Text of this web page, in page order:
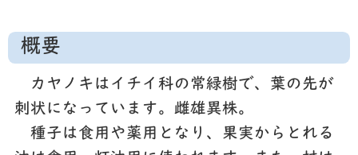
概要
カヤノキはイチイ科の常緑樹で、葉の先が
刺状になっています。雌雄異株。
種子は食用や薬用となり、果実からとれる